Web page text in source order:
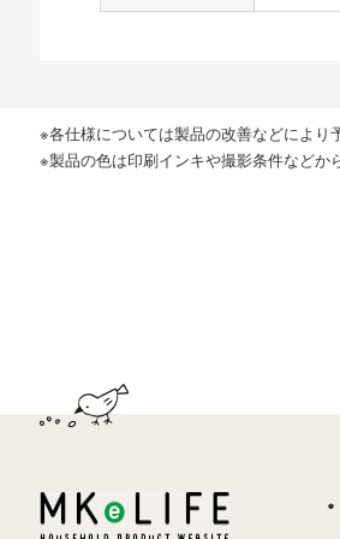
※各仕様については製品の改善などにより
※製品の色は印刷インキや撮影条件などか